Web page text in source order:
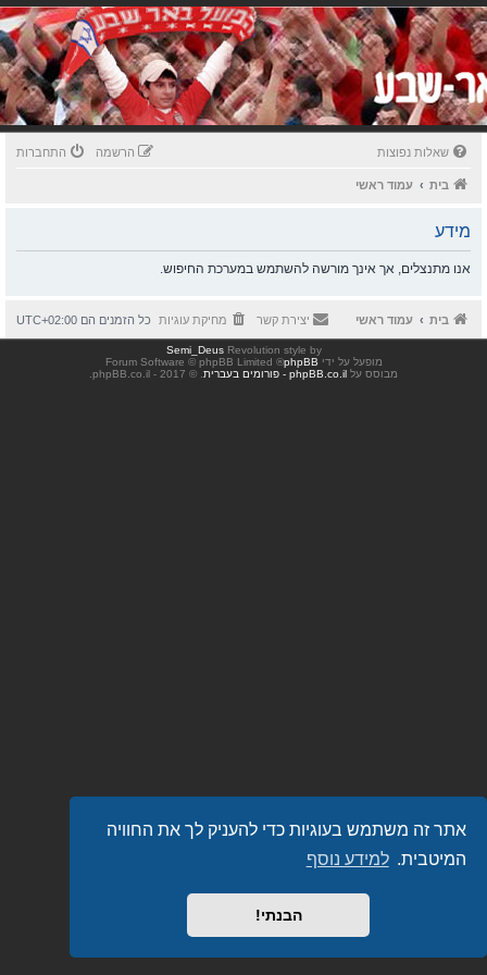
אתר זה משתמש בעוגיות כדי להעניק לך את החוויה
המיטבית. למידע נוסף
הבנתי!
שאלות נפוצות התחברות הרשמה
בית עמוד ראשי
מידע
אנו מתנצלים, אך אינך מורשה להשתמש במערכת החיפוש.
בית עמוד ראשי כל הזמנים הם UTC+02:00 מחיקת עוגיות יצירת קשר
Revolution style by
Semi_Deus
מופעל על ידי phpBB
® Forum Software © phpBB Limited
מבוסס על phpBB.co.il - פורומים בעברית . © 2017 - phpBB.co.il.